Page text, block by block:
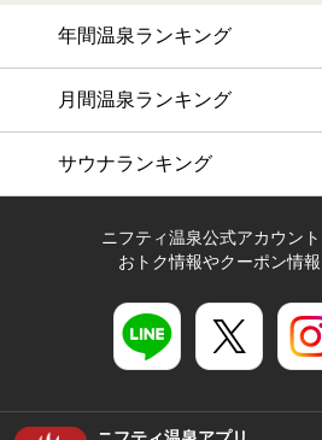
年間温泉ランキング
月間温泉ランキング
サウナランキング
ニフティ温泉公式アカウン
おトク情報やクーポン情